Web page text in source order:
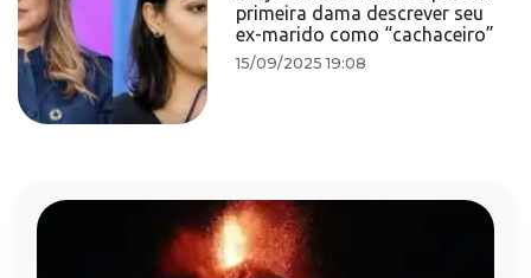
primeira dama descrever seu
ex-marido como “cachaceiro”
15/09/2025 19:08